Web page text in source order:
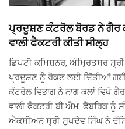
ਪ੍ਰਦੂਸ਼ਣ ਕੰਟਰੋਲ ਬੋਰਡ ਨੇ ਗੈਰ
ਵਾਲੀ ਫੈਕਟਰੀ ਕੀਤੀ ਸੀਲ੍ਹ
ਡਿਪਟੀ ਕਮਿਸ਼ਨਰ, ਅੰਮ੍ਰਿਤਸਰ
ਪ੍ਰਦੂਸ਼ਣ ਨੂੰ ਰੋਕਣ ਲਈ ਦਿੱਤੀਆਂ
ਕੰਟਰੋਲ ਵਿਭਾਗ ਨੇ ਨਾਗ ਕਲਾਂ ਵਿਖੇ
ਵਾਲੀ ਫੈਕਟਰੀ ਬੀ.ਐਮ. ਫੈਬਰਿਕ ਨੂੰ
ਐਕਸੀਅਨ ਸ੍ਰੀ ਸੁਖਦੇਵ ਸਿੰਘ ਨੇ